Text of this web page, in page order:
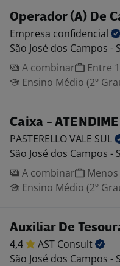
Operador (A) De
Empresa confidencial
São José dos Campos -
A combinar
Entre
Ensino Médio (2º
Caixa -
PASTERELLO VALE SUL
São José dos Campos -
A combinar
Ensino Médio (2º
Auxiliar De
4,4 AST Consult
São José dos Campos -